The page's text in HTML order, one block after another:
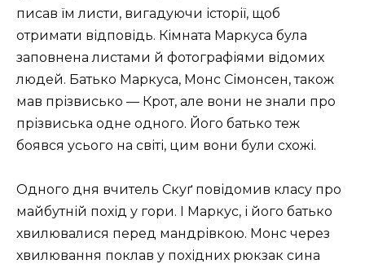
писав їм листи, вигадуючи історії, щоб
отримати відповідь. Кімната Маркуса була
заповнена листами й фотографіями відомих
людей. Батько Маркуса, Монс Сімонсен, також
мав прізвисько — Крот, але вони не знали про
прізвиська одне одного. Його батько теж
боявся усього на світі, цим вони були схожі.
Одного дня вчитель Скуґ повідомив класу про
майбутній похід у гори. І Маркус, і його батько
хвилювалися перед мандрівкою. Монс через
хвилювання поклав у похідних рюкзак сина